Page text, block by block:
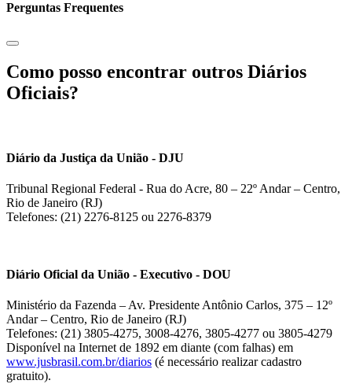
Perguntas Frequentes
Como posso encontrar outros Diários
Oficiais?
Diário da Justiça da União - DJU
Tribunal Regional Federal - Rua do Acre, 80 – 22º Andar – Centro,
Rio de Janeiro (RJ)
Telefones: (21) 2276-8125 ou 2276-8379
Diário Oficial da União - Executivo - DOU
Ministério da Fazenda – Av. Presidente Antônio Carlos, 375 – 12º
Andar – Centro, Rio de Janeiro (RJ)
Telefones: (21) 3805-4275, 3008-4276, 3805-4277 ou 3805-4279
Disponível na Internet de 1892 em diante (com falhas) em
www.jusbrasil.com.br/diarios (é necessário realizar cadastro
gratuito).